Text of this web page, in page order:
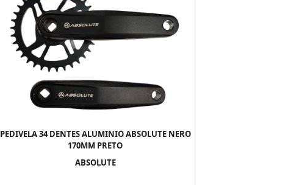
PEDIVELA 34 DENTES ALUMINIO ABSOLUTE NERO
170MM PRETO
ABSOLUTE